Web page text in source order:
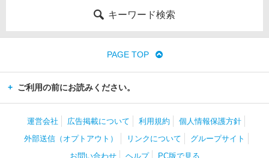
キーワード検索
PAGE TOP
ご利用の前にお読みください。
運営会社 広告掲載について 利用規約
個人情報保護方針
外部送信（オプトアウト）
リンクについて
グループサイト
お問い合わせ
ヘルプ PC版で見る